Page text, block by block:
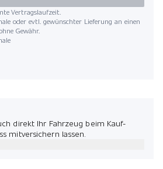
Vertragslaufzeit.
oder evtl. gewünschter Lieferung an einen
Gewähr.
direkt Ihr Fahrzeug beim Kauf-
mitversichern lassen.